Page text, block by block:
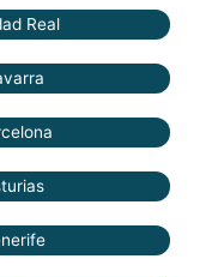
Real